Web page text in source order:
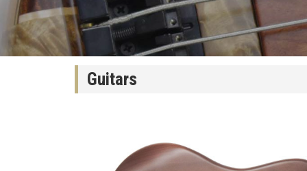
Guitars